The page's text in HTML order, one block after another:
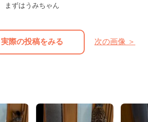
まずはうみちゃん
実際の投稿をみる 次の画像 ＞